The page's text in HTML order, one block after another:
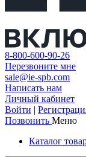
8-800-600-90-26
Перезвоните мне
sale@ie-spb.com
Написать нам
Личный кабинет
Войти |
Позвонить Меню
Каталог